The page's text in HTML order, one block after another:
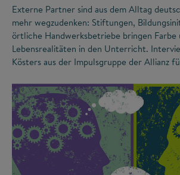
Externe Partner sind aus dem Alltag
mehr wegzudenken: Stiftungen,
örtliche Handwerksbetriebe bringen Farbe
Lebensrealitäten in den Unterricht.
Kösters aus der Impulsgruppe der Allianz